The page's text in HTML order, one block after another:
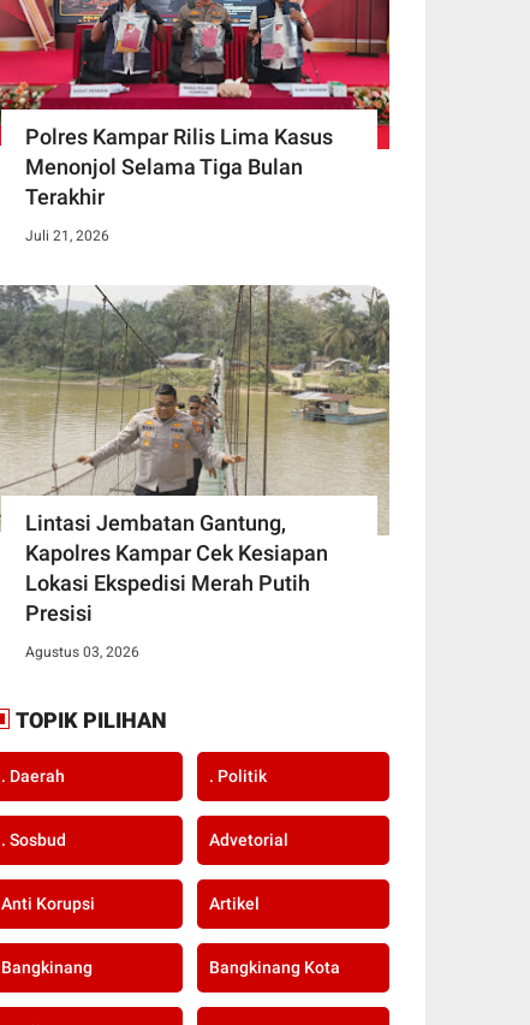
Polres Kampar Rilis Lima Kasus
Menonjol Selama Tiga Bulan
Terakhir
Juli 21, 2026
Lintasi Jembatan Gantung,
Kapolres Kampar Cek Kesiapan
Lokasi Ekspedisi Merah Putih
Presisi
Agustus 03, 2026
TOPIK PILIHAN
. Daerah . Politik
. Sosbud Advetorial
Anti Korupsi Artikel
Bangkinang Bangkinang Kota